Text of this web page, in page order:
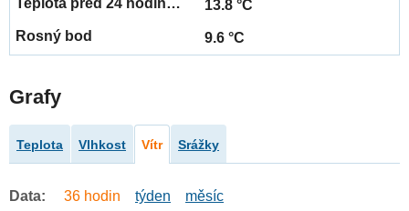
13.8 °C
9.6 °C
Grafy
Teplota Vlhkost Vítr Srážky
Data: 36 hodin týden měsíc